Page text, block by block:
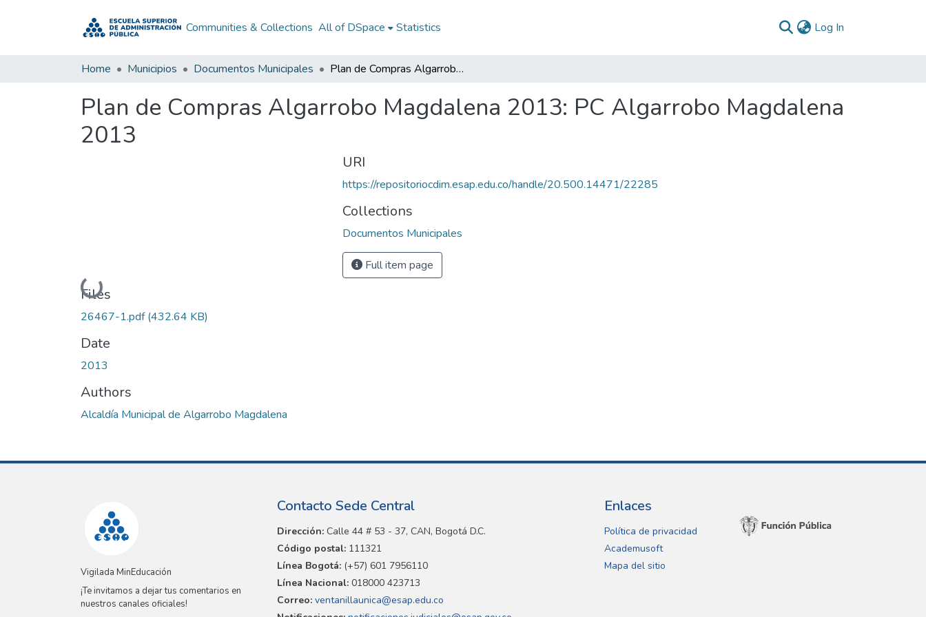
Communities & Collections All of DSpace Statistics Log In
Home Municipios Documentos Municipales Plan de Compras Algarrobo Magdalena 2013: PC Algarrobo Magdalena 2013
Plan de Compras Algarrobo Magdalena 2013: PC Algarrobo Magdalena
2013
Loading...
Files
26467-1.pdf(432.64 KB)
Date
2013
Authors
Alcaldía Municipal de Algarrobo Magdalena
URI
https://repositoriocdim.esap.edu.co/handle/20.500.14471/22285
Collections
Documentos Municipales
Full item page
Vigilada MinEducación
¡Te invitamos a dejar tus comentarios en
nuestros canales oficiales!
Contacto Sede Central
Dirección: Calle 44 # 53 - 37, CAN, Bogotá D.C.
Código postal: 111321
Línea Bogotá: (+57) 601 7956110
Línea Nacional: 018000 423713
Correo: ventanillaunica@esap.edu.co
Enlaces
Política de privacidad
Academusoft
Mapa del sitio